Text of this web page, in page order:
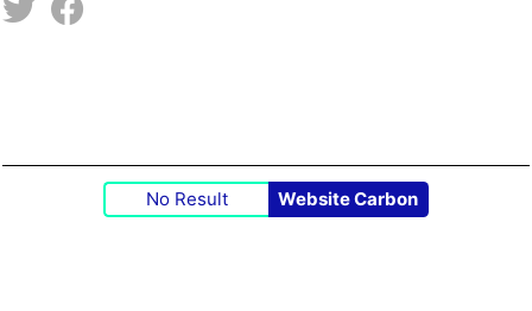
No Result Website Carbon